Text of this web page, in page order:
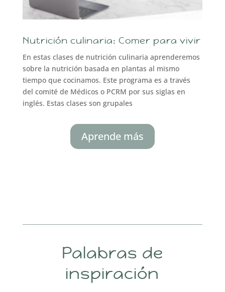
Nutrición culinaria: Comer para vivir
En estas clases de nutrición culinaria aprenderemos
sobre la nutrición basada en plantas al mismo
tiempo que cocinamos. Este programa es a través
del comité de Médicos o PCRM por sus siglas en
inglés. Estas clases son grupales
Aprende más
Palabras de
inspiración